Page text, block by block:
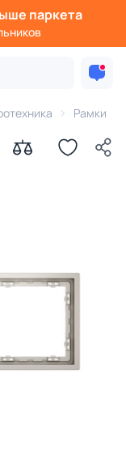
паркета
Рамки